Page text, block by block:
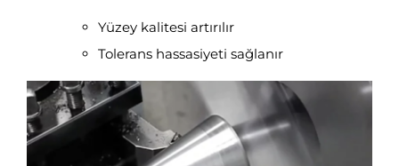
Yüzey kalitesi artırılır
Tolerans hassasiyeti sağlanır